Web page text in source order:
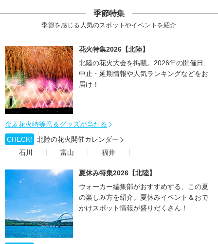
季節特集
季節を感じる人気のスポットやイベントを紹介
花火特集2026【北陸】
北陸の花火大会を掲載。2026年の開催日、
中止・延期情報や人気ランキングなどをお
届け！
金麦花火特等席＆グッズが当たる
CHECK!
北陸の花火開催カレンダー
石川
富山 福井
夏休み特集2026【北陸】
ウォーカー編集部がおすすめする、この夏
の楽しみ方を紹介。夏休みイベント＆おで
かけスポット情報が盛りだくさん！